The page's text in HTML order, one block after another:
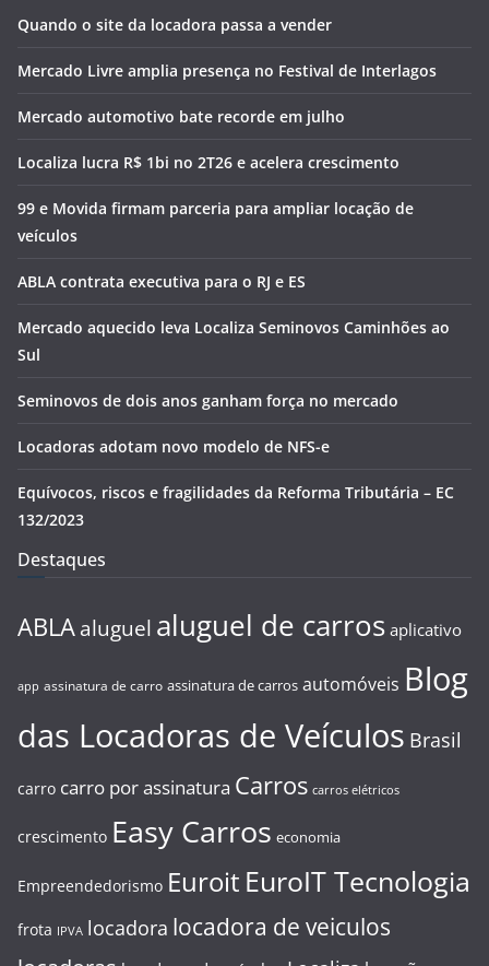
Quando o site da locadora passa a vender
Mercado Livre amplia presença no Festival de Interlagos
Mercado automotivo bate recorde em julho
Localiza lucra R$ 1bi no 2T26 e acelera crescimento
99 e Movida firmam parceria para ampliar locação de
veículos
ABLA contrata executiva para o RJ e ES
Mercado aquecido leva Localiza Seminovos Caminhões ao
Sul
Seminovos de dois anos ganham força no mercado
Locadoras adotam novo modelo de NFS-e
Equívocos, riscos e fragilidades da Reforma Tributária – EC
132/2023
Destaques
ABLA aluguel aluguel de carros aplicativo
app assinatura de carro assinatura de carros automóveis Blog
das Locadoras de Veículos Brasil
carro carro por assinatura Carros carros elétricos
crescimento Easy Carros economia
Empreendedorismo Euroit EuroIT Tecnologia
frota IPVA locadora locadora de veiculos